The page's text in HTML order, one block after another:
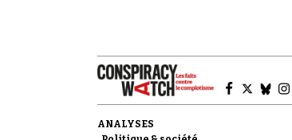
ANALYSES